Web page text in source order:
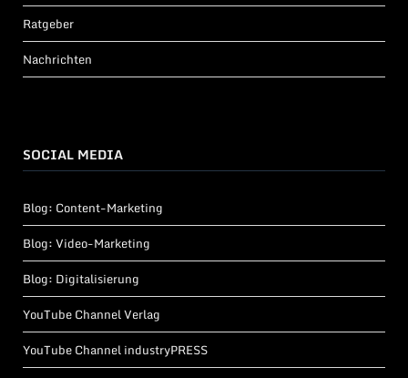
Ratgeber
Nachrichten
SOCIAL MEDIA
Blog: Content-Marketing
Blog: Video-Marketing
Blog: Digitalisierung
YouTube Channel Verlag
YouTube Channel industryPRESS